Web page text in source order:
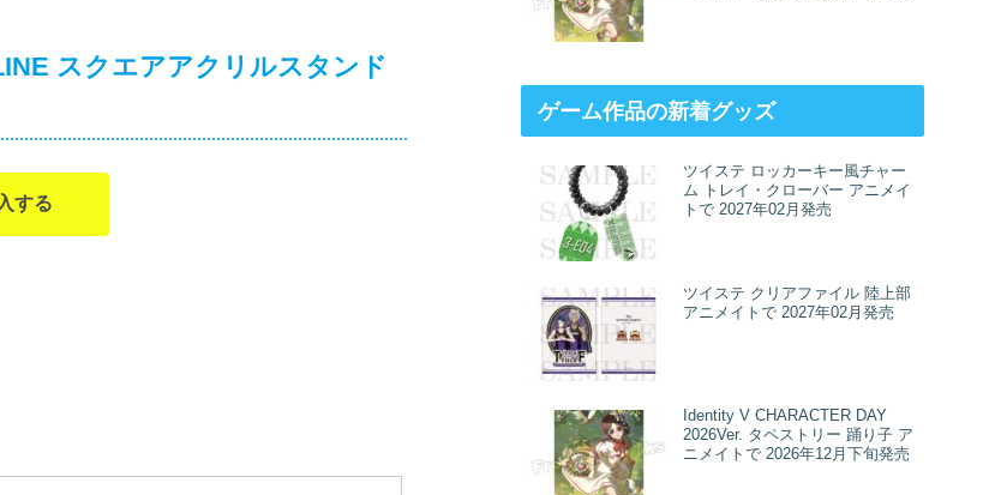
スクエアアクリルスタンド
する
ゲーム作品の新着グッズ
ツイステ ロッカーキー風チャー
ム トレイ・クローバー アニメイ
トで 2027年02月発売
ツイステ クリアファイル 陸上部
アニメイトで 2027年02月発売
Identity V CHARACTER DAY
2026Ver. タペストリー 踊り子 ア
ニメイトで 2026年12月下旬発売